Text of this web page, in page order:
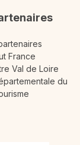
France
Val de Loire
du